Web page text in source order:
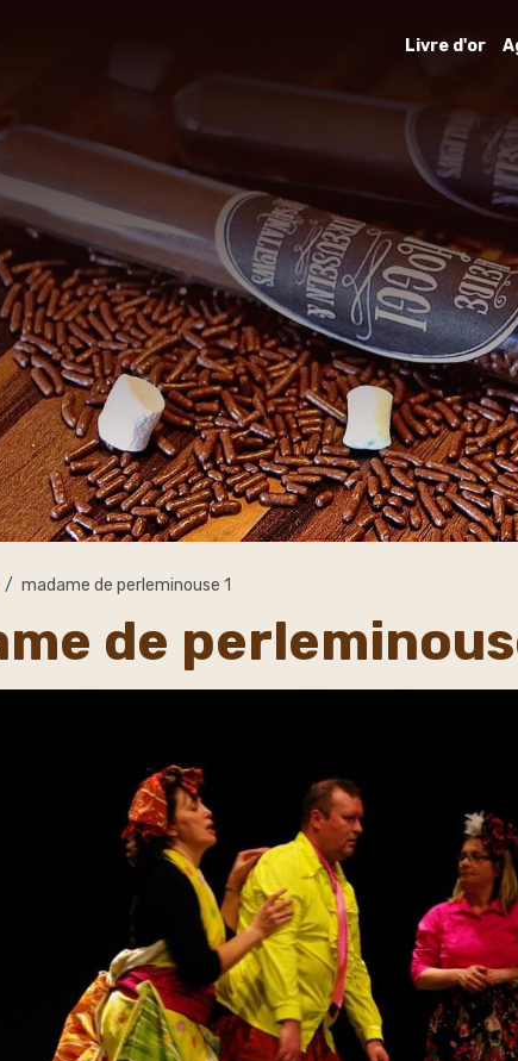
Livre d'or
madame de perleminouse 1
de